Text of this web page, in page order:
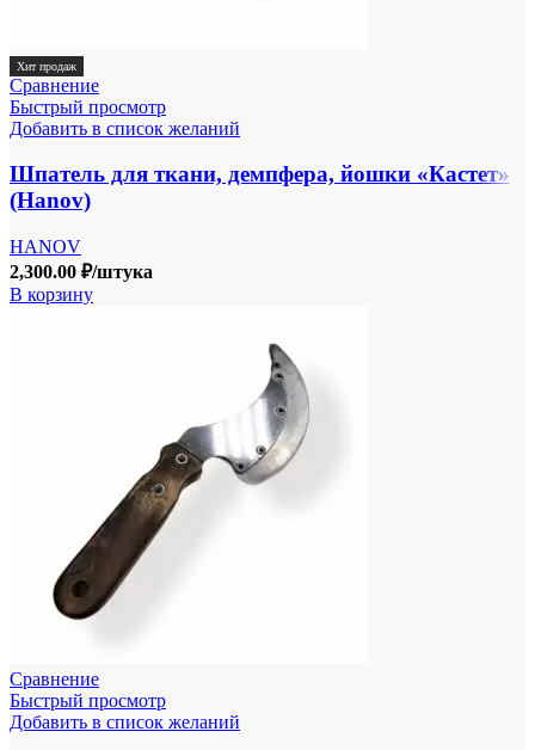
Хит продаж
Сравнение
Быстрый просмотр
Добавить в список желаний
Шпатель для ткани, демпфера, йошки «Кастет»
(Hanov)
HANOV
2,300.00 ₽/штука
В корзину
Сравнение
Быстрый просмотр
Добавить в список желаний